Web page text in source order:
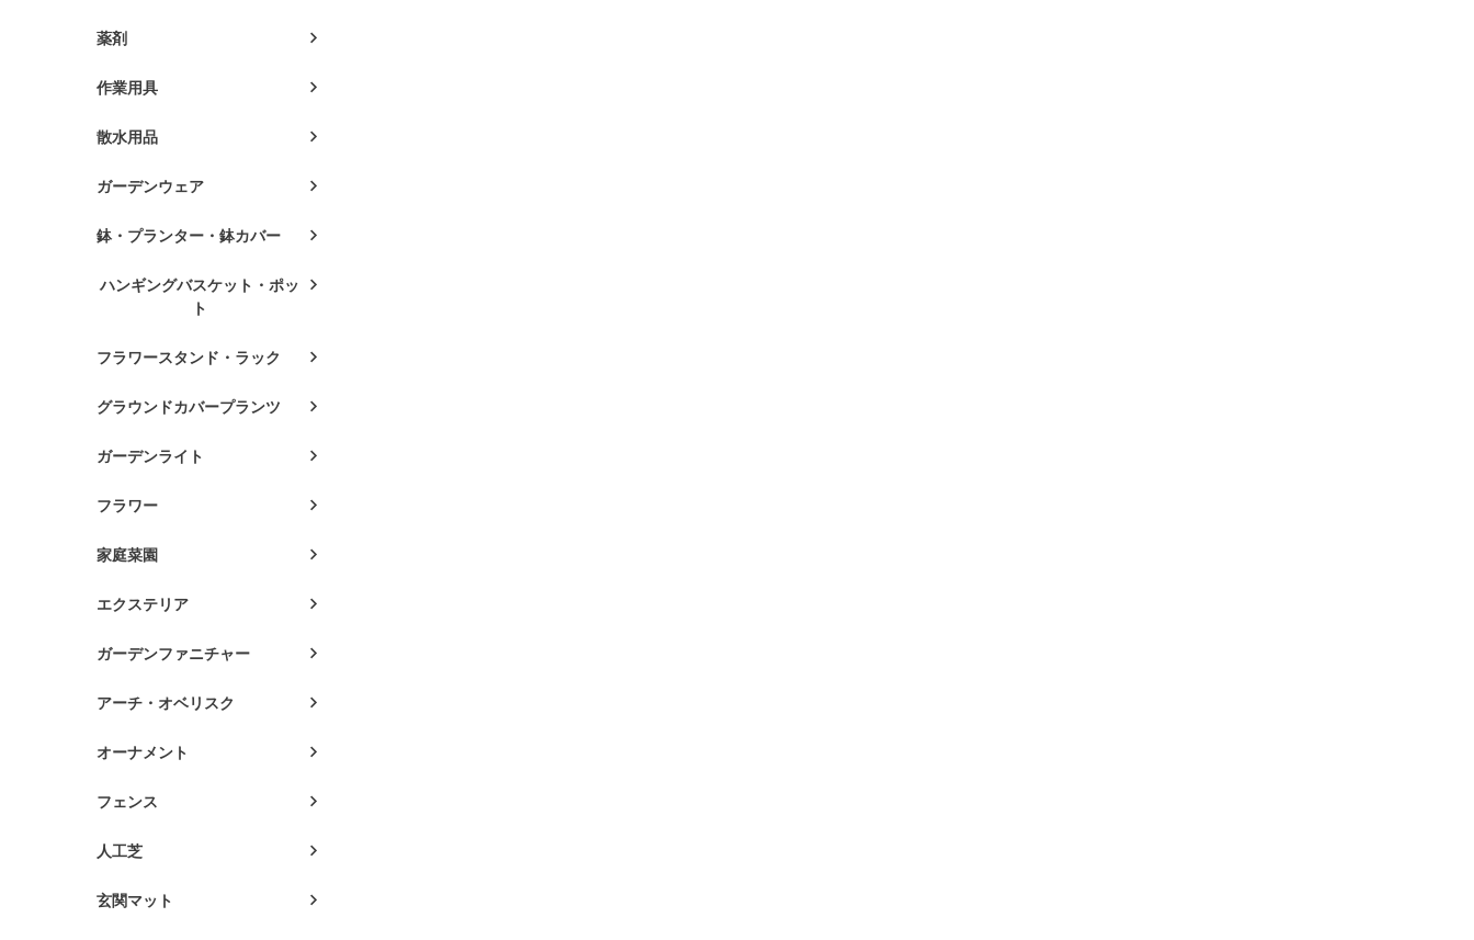
薬剤
作業用具
散水用品
ガーデンウェア
鉢・プランター・鉢カバー
ハンギングバスケット・ポッ
ト
フラワースタンド・ラック
グラウンドカバープランツ
ガーデンライト
フラワー
家庭菜園
エクステリア
ガーデンファニチャー
アーチ・オベリスク
オーナメント
フェンス
人工芝
玄関マット